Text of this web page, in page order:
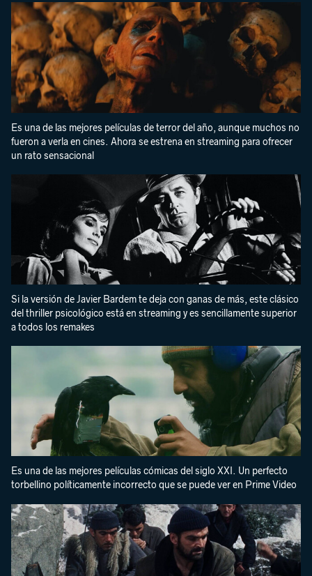
Es una de las mejores películas de terror del año, aunque muchos no
fueron a verla en cines. Ahora se estrena en streaming para ofrecer
un rato sensacional
Si la versión de Javier Bardem te deja con ganas de más, este clásico
del thriller psicológico está en streaming y es sencillamente superior
a todos los remakes
Es una de las mejores películas cómicas del siglo XXI. Un perfecto
torbellino políticamente incorrecto que se puede ver en Prime Video